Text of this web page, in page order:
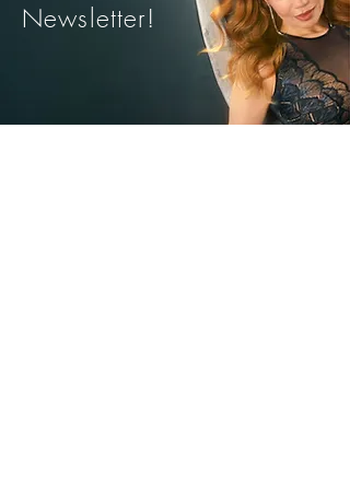
• Rochie interioara scurta captusita,
realizata din 100% bumbac
• Bretele subtiri pentru un aspect
• Ideala pentru plaja sau tinute casual
Newsletter!